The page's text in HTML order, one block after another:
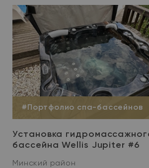
#Портфолио спа-бассейнов
Установка
бассейна Wellis Jupiter #6
Минский район